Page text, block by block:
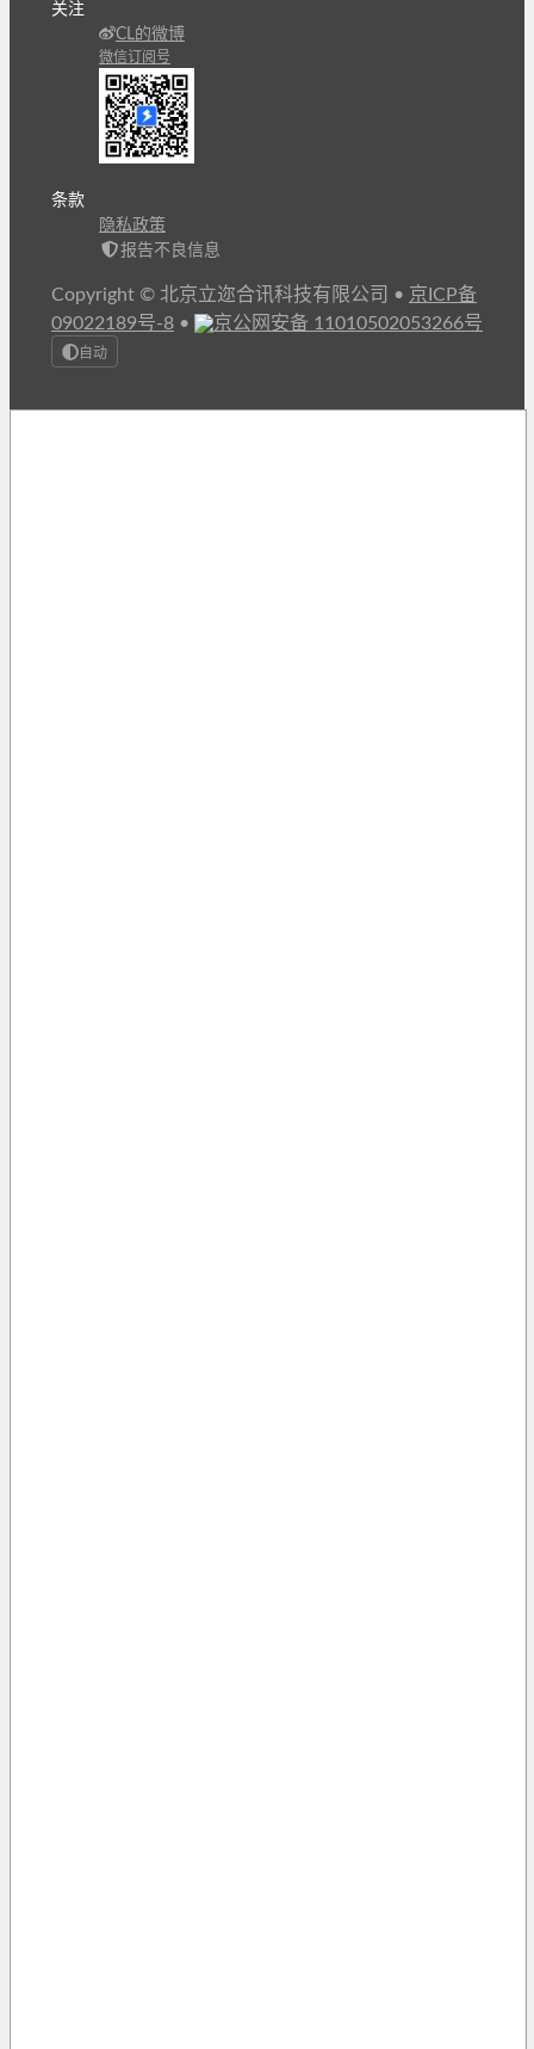
关注
CL的微博
微信订阅号
条款
隐私政策
报告不良信息
Copyright © 北京立迩合讯科技有限公司 • 京ICP备
09022189号-8 • 京公网安备 11010502053266号
自动